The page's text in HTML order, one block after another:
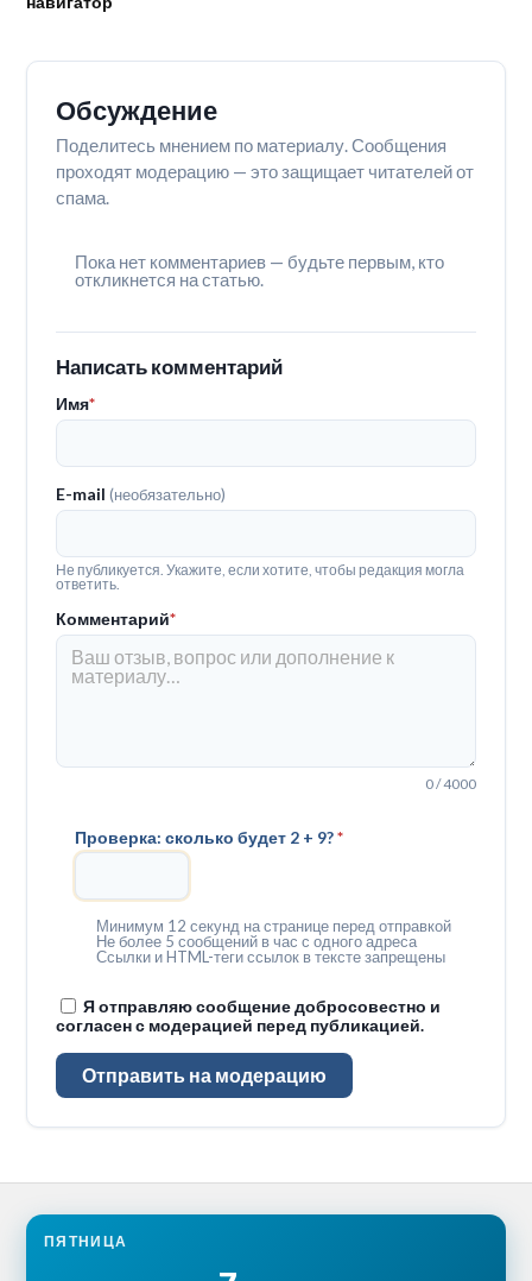
Обсуждение
Поделитесь мнением по материалу. Сообщения
проходят модерацию — это защищает читателей от
спама.
Пока нет комментариев — будьте первым, кто
откликнется на статью.
Написать комментарий
Имя*
E-mail(необязательно)
Не публикуется. Укажите, если хотите, чтобы редакция могла
ответить.
Комментарий*
0 / 4000
Проверка: сколько будет 2 + 9?*
Минимум 12 секунд на странице перед отправкой
Не более 5 сообщений в час с одного адреса
Ссылки и HTML-теги ссылок в тексте запрещены
Я отправляю сообщение добросовестно и
согласен с модерацией перед публикацией.
Отправить на модерацию
ПЯТНИЦА